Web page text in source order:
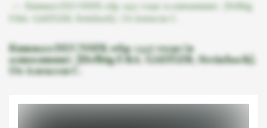
Кинжал DLV/NSFK обр. 1937 года (в
алюминии). [Helbig F.&A. GAEFLER, Steinbach].
От Алексея С.